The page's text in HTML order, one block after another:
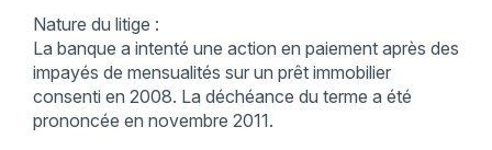
Nature du litige :
La banque a intenté une action en paiement après des
impayés de mensualités sur un prêt immobilier
consenti en 2008. La déchéance du terme a été
prononcée en novembre 2011.